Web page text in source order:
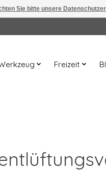
Freizeit
Sie bitte unsere